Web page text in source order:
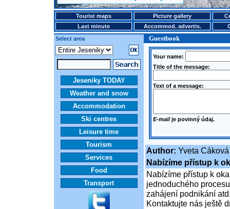
Tourist maps Picture gallery
Last minute
Accommod. advertis.
Select area
Guestbook
Jeseniky TODAY
Weather and snow
Accommodation
Ski centres
Leisure time
Tourism
Services
Food
Transport
Your name:
Title of the message:
Text of a message:
E-mailje povinný údaj.
Author: Yveta Cáková
Nabízíme přístup k
Nabízíme přístup k
jednoduchého
zahájení podnikání
Kontaktujte nás ještě